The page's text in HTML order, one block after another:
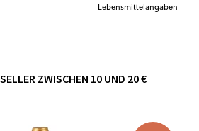
Lebensmittelangaben
ZWISCHEN 10 UND 20 €